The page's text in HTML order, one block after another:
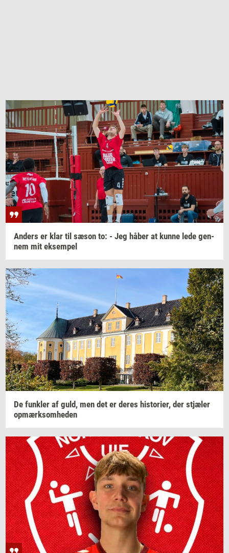
An­ders er klar til sæson to: - Jeg håber at kunne lede gen­
nem mit ek­sem­pel
De funk­ler af guld, men det er deres hi­sto­ri­er, der stjæ­ler
op­mærk­som­he­den